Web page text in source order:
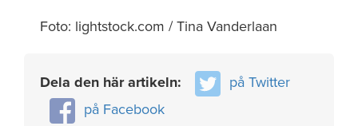
Foto: lightstock.com / Tina Vanderlaan
Dela den här artikeln:
på Twitter
på Facebook